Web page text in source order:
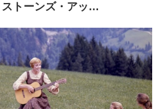
トーンズ・アッ…